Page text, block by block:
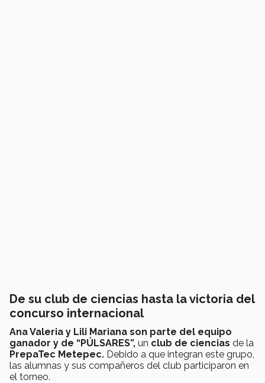
De su club de ciencias hasta la victoria del
concurso internacional
Ana Valeria y Lili Mariana son parte del equipo
ganador y de “PÚLSARES”, un club de ciencias de la
PrepaTec Metepec. Debido a que integran este grupo,
las alumnas y sus compañeros del club participaron en
el torneo.